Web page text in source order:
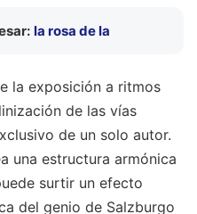
la rosa de la
la exposición a ritmos
de las vías
de un solo autor.
una estructura armónica
surtir un efecto
del genio de Salzburgo